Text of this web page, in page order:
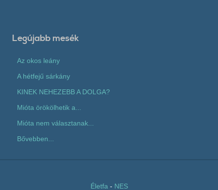
Legújabb mesék
Az okos leány
A hétfejű sárkány
KINEK NEHEZEBB A DOLGA?
Mióta örökölhetik a...
Mióta nem választanak...
Bővebben...
Életfa - NES